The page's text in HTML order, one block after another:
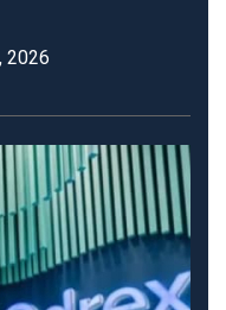
2026